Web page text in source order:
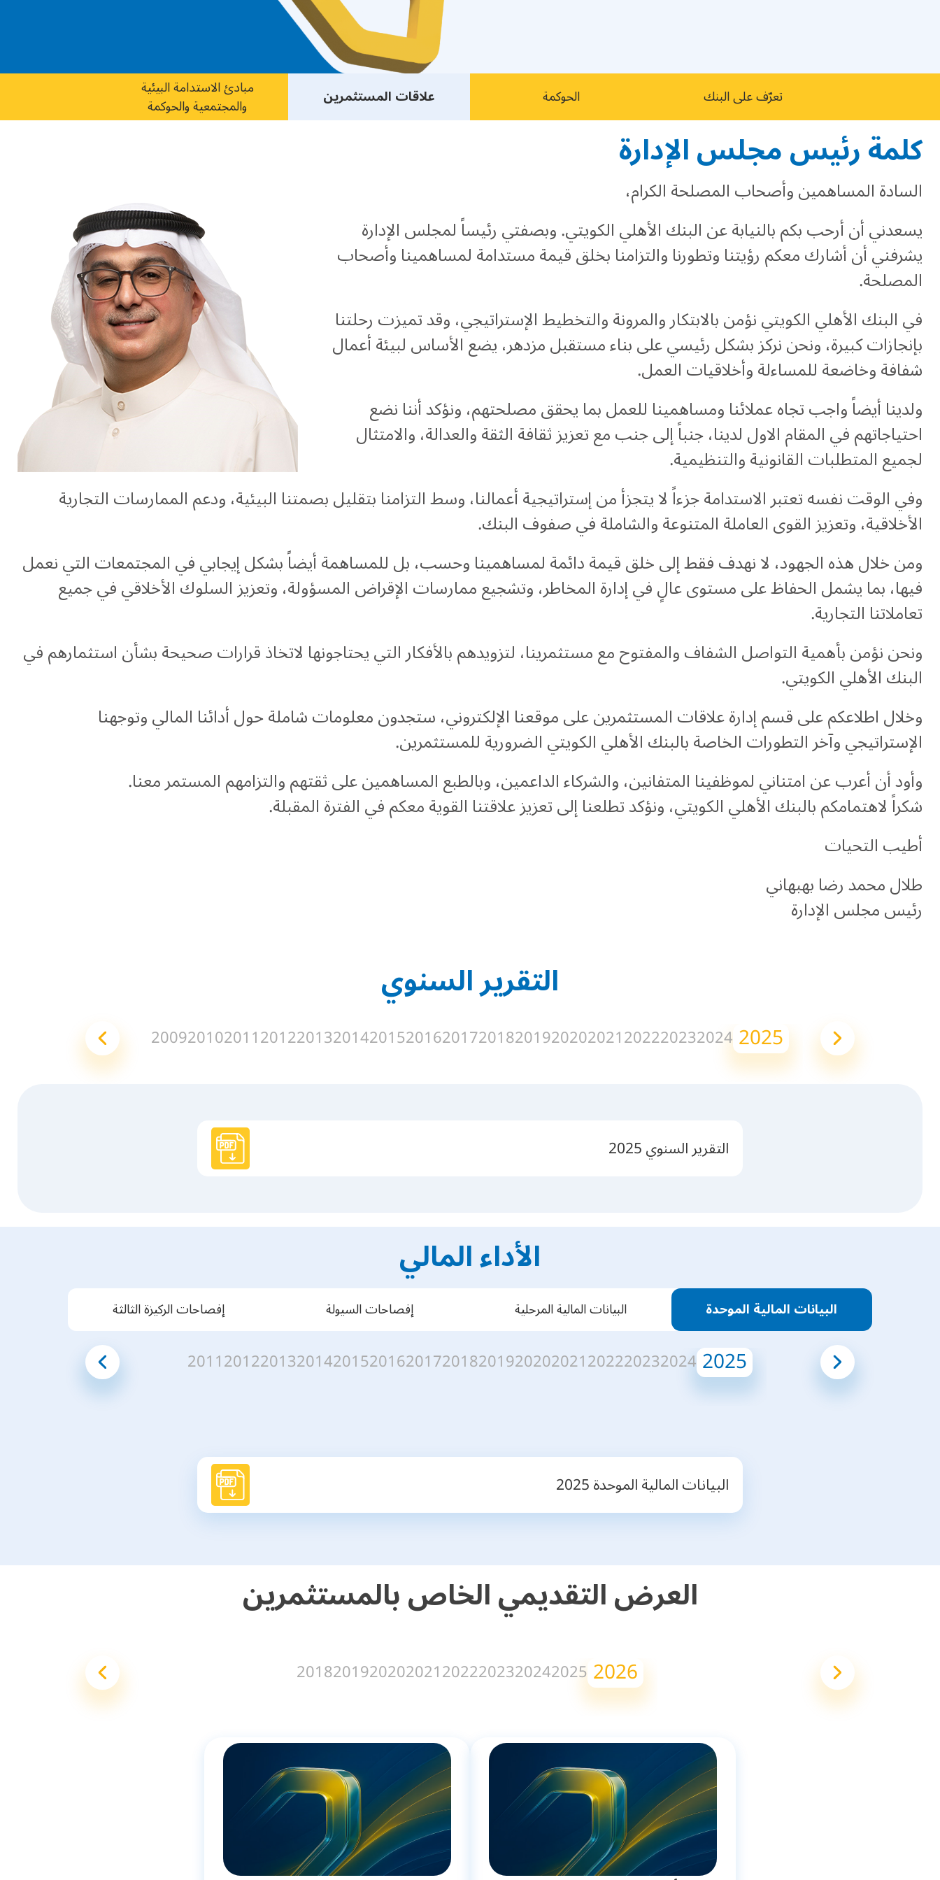
تعرّف على البنك الحوكمة علاقات المستثمرين مبادئ الاستدامة البيئية
والمجتمعية والحوكمة
كلمة رئيس مجلس الإدارة
السادة المساهمين وأصحاب المصلحة الكرام،
يسعدني أن أرحب بكم بالنيابة عن البنك الأهلي الكويتي. وبصفتي رئيساً لمجلس الإدارة
يشرفني أن أشارك معكم رؤيتنا وتطورنا ​​والتزامنا بخلق قيمة مستدامة لمساهمينا وأصحاب
المصلحة.
في البنك الأهلي الكويتي نؤمن بالابتكار والمرونة والتخطيط الإستراتيجي، وقد تميزت رحلتنا
بإنجازات كبيرة، ونحن نركز بشكل رئيسي على بناء مستقبل مزدهر، يضع الأساس لبيئة أعمال
شفافة وخاضعة للمساءلة وأخلاقيات العمل.
ولدينا أيضاً واجب تجاه عملائنا ومساهمينا للعمل بما يحقق مصلحتهم، ونؤكد أننا نضع
احتياجاتهم في المقام الاول لدينا، جنباً إلى جنب مع تعزيز ثقافة الثقة والعدالة، والامتثال
لجميع المتطلبات القانونية والتنظيمية.
وفي الوقت نفسه تعتبر الاستدامة جزءاً لا يتجزأ من إستراتيجية أعمالنا، وسط التزامنا بتقليل بصمتنا البيئية، ودعم الممارسات التجارية
الأخلاقية، وتعزيز القوى العاملة المتنوعة والشاملة في صفوف البنك.
ومن خلال هذه الجهود، لا نهدف فقط إلى خلق قيمة دائمة لمساهمينا وحسب، بل للمساهمة أيضاً بشكل إيجابي في المجتمعات التي نعمل
فيها، بما يشمل الحفاظ على مستوى عالٍ في إدارة المخاطر، وتشجيع ممارسات الإقراض المسؤولة، وتعزيز السلوك الأخلاقي في جميع
تعاملاتنا التجارية.
ونحن نؤمن بأهمية التواصل الشفاف والمفتوح مع مستثمرينا، لتزويدهم بالأفكار التي يحتاجونها لاتخاذ قرارات صحيحة بشأن استثمارهم في
البنك الأهلي الكويتي.
وخلال اطلاعكم على قسم إدارة علاقات المستثمرين على موقعنا الإلكتروني، ستجدون معلومات شاملة حول أدائنا المالي وتوجهنا
الإستراتيجي وآخر التطورات الخاصة بالبنك الأهلي الكويتي الضرورية للمستثمرين.
وأود أن أعرب عن امتناني لموظفينا المتفانين، والشركاء الداعمين، وبالطبع المساهمين على ثقتهم والتزامهم المستمر معنا.
شكراً لاهتمامكم بالبنك الأهلي الكويتي، ونؤكد تطلعنا إلى تعزيز علاقتنا القوية معكم في الفترة المقبلة.
أطيب التحيات
طلال محمد رضا بهبهاني
رئيس مجلس الإدارة
التقرير السنوي
2025
2024
2023
2022
2021
2020
2019
2018
2017
2016
2015
2014
2013
2012
2011
2010
2009
التقرير السنوي 2025
الأداء المالي
البيانات المالية الموحدة البيانات المالية المرحلية إفصاحات السيولة إفصاحات الركيزة الثالثة
2025
2024
2023
2022
2021
2020
2019
2018
2017
2016
2015
2014
2013
2012
2011
البيانات المالية الموحدة 2025
العرض التقديمي الخاص بالمستثمرين
2026
2025
2024
2023
2022
2021
2020
2019
2018